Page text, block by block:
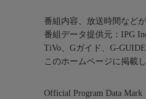
番組内容、放送時間など
番組データ提供元：IPG
TiVo、Gガイド、G-
このホームページに掲載
Official Program Data Mark